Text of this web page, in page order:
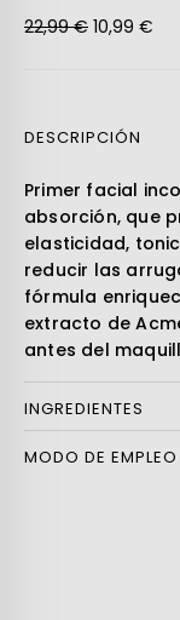
22,99 € 10,99 €
DESCRIPCIÓN
Primer facial
absorción, que
elasticidad,
reducir las
fórmula
extracto de
antes del
INGREDIENTES
MODO DE EMPLEO